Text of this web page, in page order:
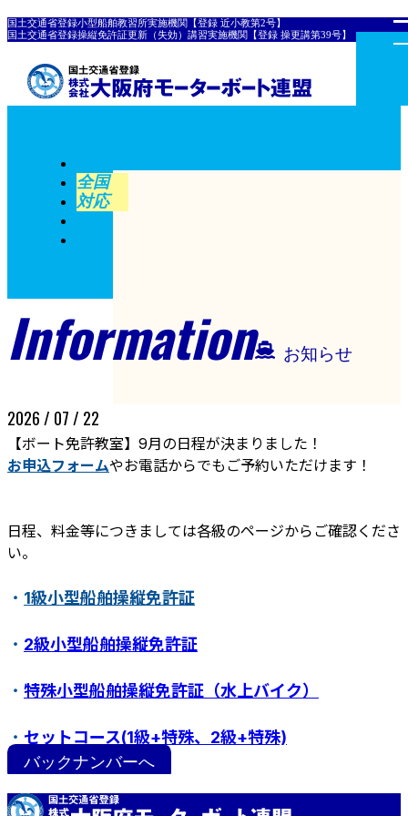
国土交通省登録小型船舶教習所実施機関【登録 近小教第2号】
国土交通省登録操縦免許証更新（失効）講習実施機関【登録 操更講第39号】
ボート免許教室
全国
対応
紛失･訂正手続き
小型船舶操縦免許証について
Information お知らせ
2026 / 07 / 22
【ボート免許教室】9月の日程が決まりました！
お申込フォームやお電話からでもご予約いただけます！
日程、料金等につきましては各級のページからご確認くださ
い。
・ 1級小型船舶操縦免許証
・ 2級小型船舶操縦免許証
・ 特殊小型船舶操縦免許証（水上バイク）
・ セットコース(1級+特殊、2級+特殊)
バックナンバーへ